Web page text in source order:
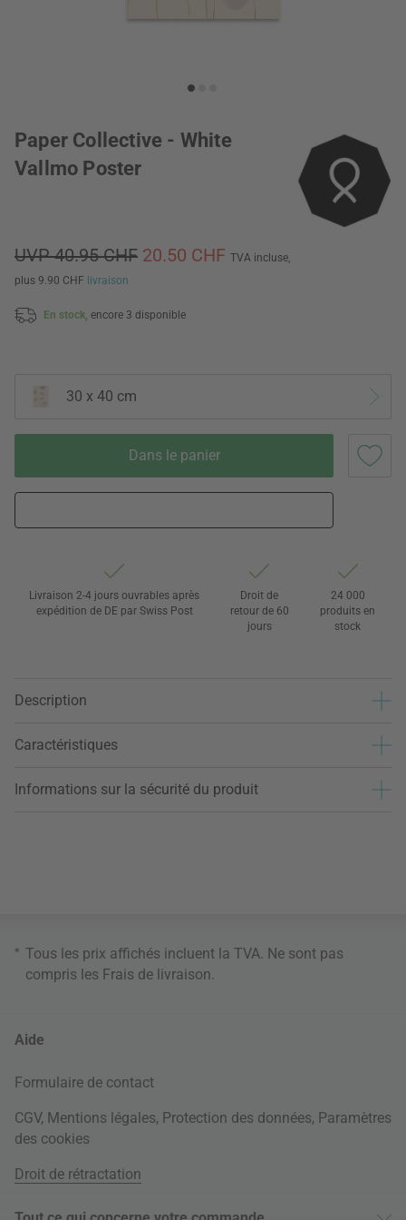
Paper Collective - White
Vallmo Poster
UVP 40.95 CHF 20.50 CHF TVA incluse,
plus 9.90 CHF livraison
En stock, encore 3 disponible
30 x 40 cm
Dans le panier
Livraison 2-4 jours ouvrables après
expédition de DE par Swiss Post
Droit de
retour de 60
jours
24 000
produits en
stock
Description
Caractéristiques
Informations sur la sécurité du produit
* Tous les prix affichés incluent la TVA. Ne sont pas
compris les Frais de livraison
Aide
Formulaire de contact
CGV, Mentions légales, Protection des données, Paramètres
des cookies
Droit de rétractation